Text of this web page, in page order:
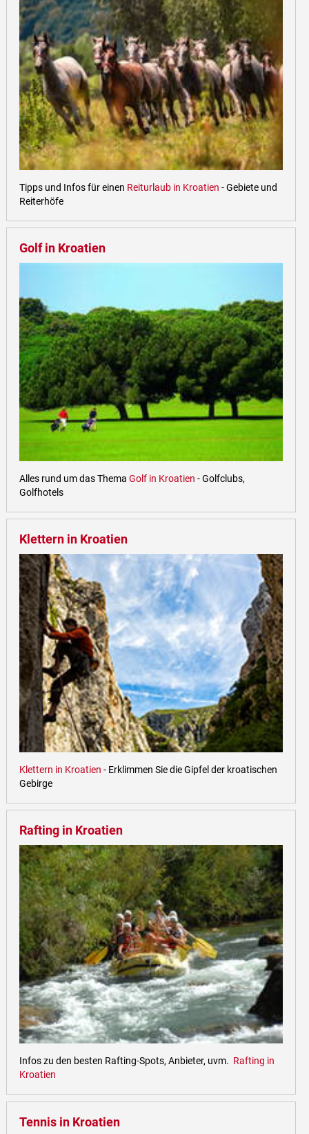
Tipps und Infos für einen Reiturlaub in Kroatien - Gebiete und
Reiterhöfe
Golf in Kroatien
Alles rund um das Thema Golf in Kroatien - Golfclubs,
Golfhotels
Klettern in Kroatien
Klettern in Kroatien - Erklimmen Sie die Gipfel der kroatischen
Gebirge
Rafting in Kroatien
Infos zu den besten Rafting-Spots, Anbieter, uvm. Rafting in
Kroatien
Tennis in Kroatien